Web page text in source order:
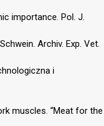
importance. Pol. J.
Archiv. Exp. Vet.
i
muscles. “Meat for the